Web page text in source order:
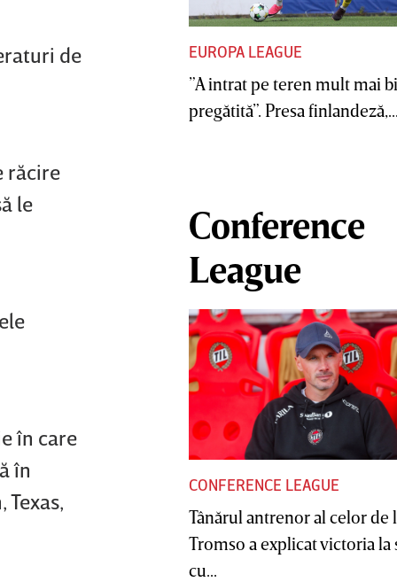
de
răcire
le
în care
în
EUROPA LEAGUE
”A intrat pe teren mult mai
pregătită”. Presa
Conference
League
CONFERENCE LEAGUE
Tânărul antrenor al celor de
Tromso a explicat victoria la
cu...